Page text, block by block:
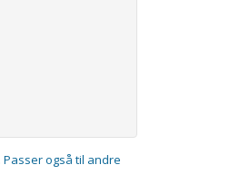
Passer også til andre